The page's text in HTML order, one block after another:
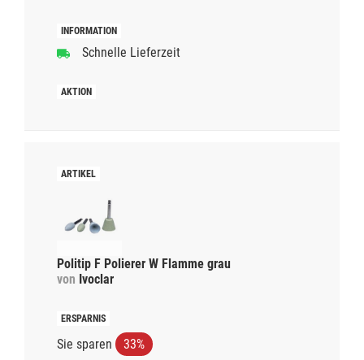
Schnelle Lieferzeit
Politip F Polierer W Flamme grau
von Ivoclar
Sie sparen 33%